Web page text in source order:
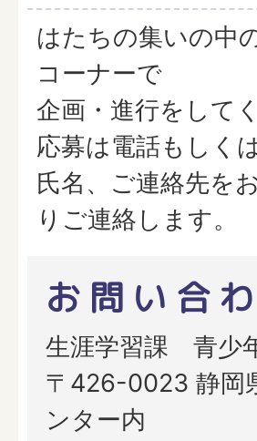
はたちの集いの中
コーナーで
企画・進行をして
応募は電話もしく
氏名、ご連絡先を
りご連絡します。
お問い合
生涯学習課 青少
〒426-0023 静岡
ンター内